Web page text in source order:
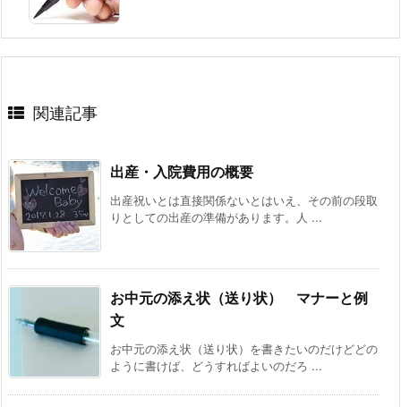
関連記事
出産・入院費用の概要
出産祝いとは直接関係ないとはいえ、その前の段取
りとしての出産の準備があります。人 ...
お中元の添え状（送り状） マナーと例
文
お中元の添え状（送り状）を書きたいのだけどどの
ように書けば、どうすればよいのだろ ...